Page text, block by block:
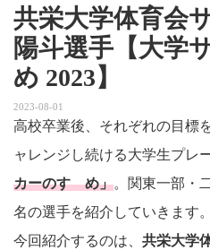
共栄大学体育会
陽斗選手【大学
め 2023】
2023-08-01
高校卒業後、それぞれの目標
ャレンジし続ける大学生プレ
カーのすゝめ」。関東一部・
名の選手を紹介していきます。
今回紹介するのは、 共栄大学